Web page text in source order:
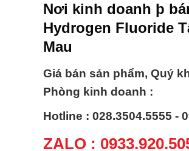
Nơi kinh doanh þ
Hydrogen Fluoride
Mau
Giá bán sản phẩm, Quý
Phòng kinh doanh :
Hotline : 028.3504.5555 -
ZALO :